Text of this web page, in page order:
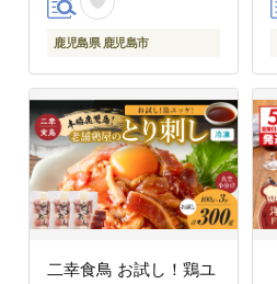
鹿児島県 鹿児島市
二幸食鳥 お試し！鶏ユ